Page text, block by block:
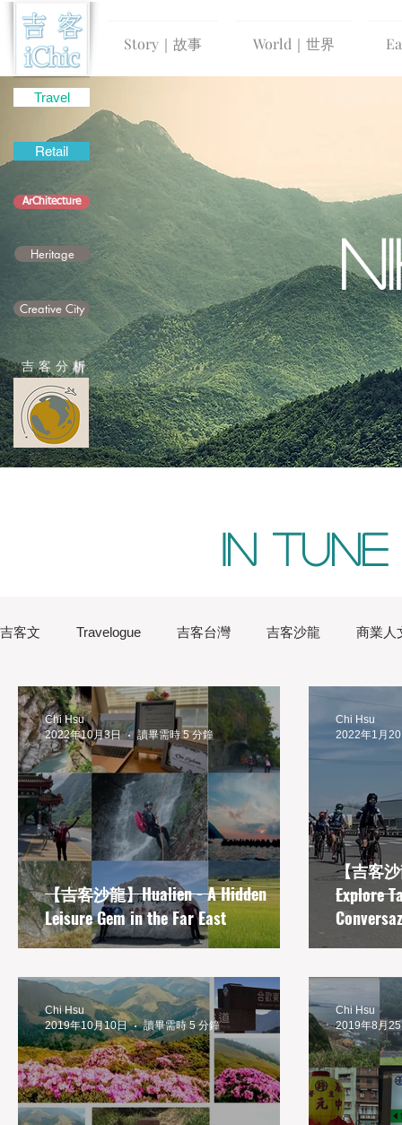
Story｜故事 World｜世界
吉 客 分析
In
吉客文 Travelogue 吉客台灣 吉客沙龍 商業人
Water Lin Australia Boston
London Natures New York
Tainan Taipei Taitung Taiwan
【吉客沙龍】Hualien - A Hidden
Leisure Gem in the Far East
Chi Hsu
2022年10月3日
讀畢需時 5 分鐘
【吉客沙
Explore
Chi Hsu
2022年1月
Chi Hsu
2019年10月10日
讀畢需時 5 分鐘
Chi Hsu
2019年8月
Travel
ArChitecture
Retail
Heritage
Creative City